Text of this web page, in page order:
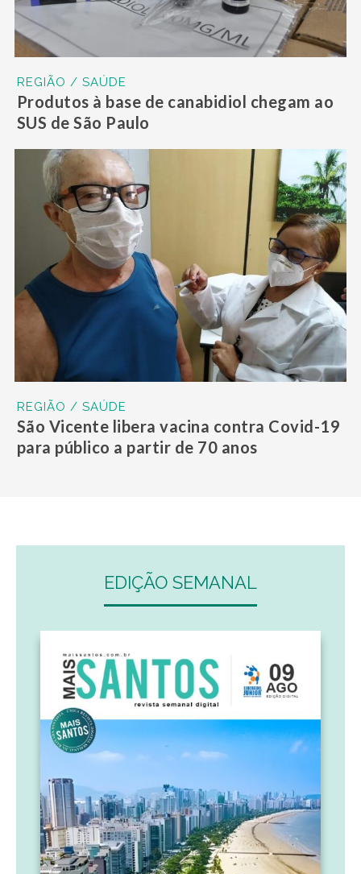
REGIÃO / SAÚDE
Produtos à base de canabidiol chegam ao
SUS de São Paulo
REGIÃO / SAÚDE
São Vicente libera vacina contra Covid-19
para público a partir de 70 anos
EDIÇÃO SEMANAL